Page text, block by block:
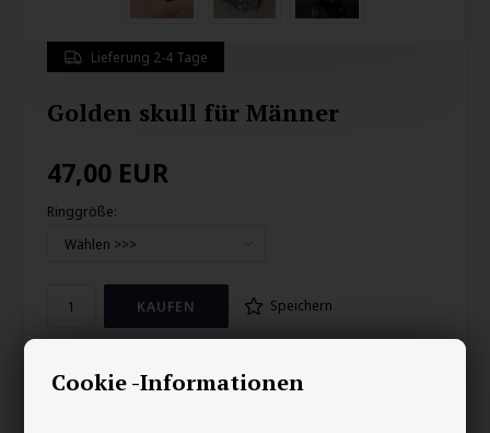
Cookie -Informationen
Lieferung 2-4 Tage
Golden skull für Männer
47,00 EUR
Ringgröße:
Speichern
Schöner Ring aus massivem rostfreiem Stahl mit vergoldetem
Skull.